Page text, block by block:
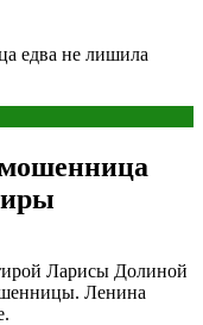
едва не лишила
Ларисы Долиной
Ленина